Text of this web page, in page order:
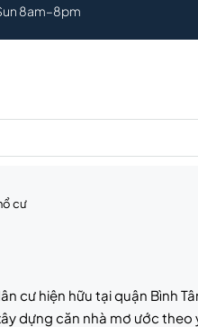
8am–8pm
cư
cư hiện hữu tại quận Bình
dựng căn nhà mơ ước